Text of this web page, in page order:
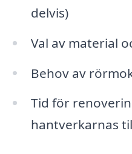
delvis)
Val av material
Behov av
Tid för
hantverkarnas